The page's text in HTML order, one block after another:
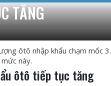
TĂNG
ôtô nhập khẩu chạm mốc
này.
ôtô tiếp tục tăng